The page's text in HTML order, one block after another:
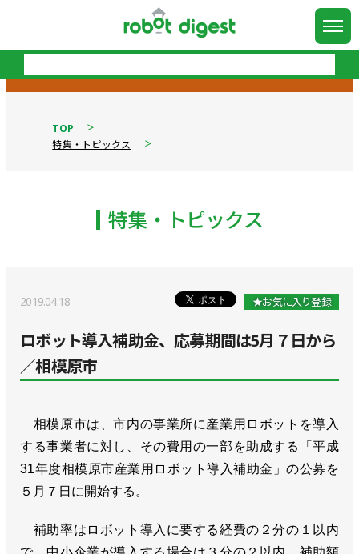
TOP
特集・トピックス
特集・トピックス
2019.04.18 ★お気に入り登録
ロボット導入補助金、応募期間は5月７日から
／相模原市
相模原市は、市内の事業所に産業用ロボットを導入
する事業者に対し、その費用の一部を助成する「平成
31年度相模原市産業用ロボット導入補助金」の公募を
５月７日に開始する。
補助率はロボット導入に要する経費の２分の１以内